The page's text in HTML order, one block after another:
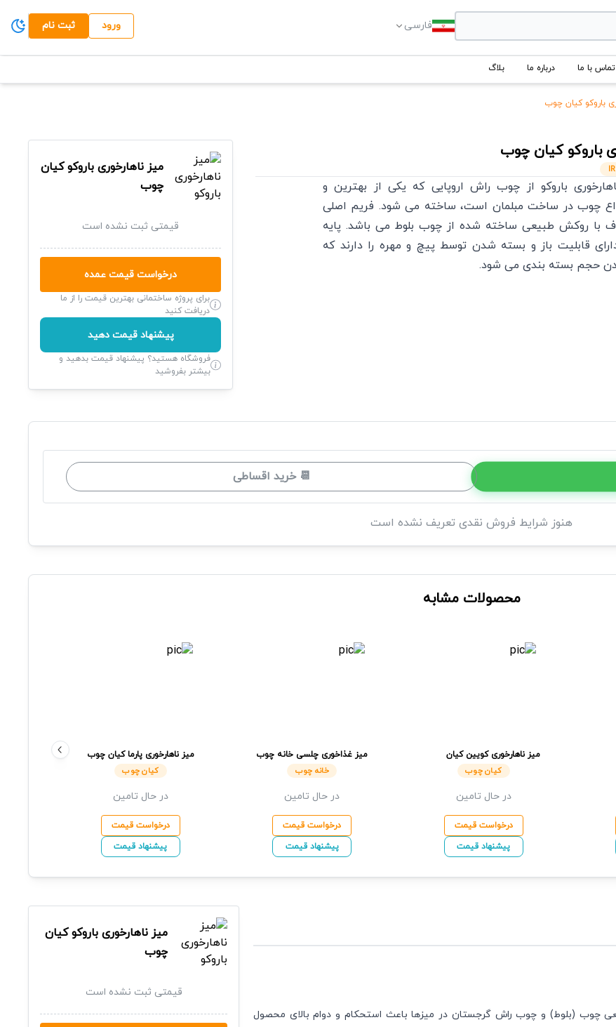
فارسی ورود ثبت نام
تماس با ما درباره ما بلاگ
باروکو کیان چوب
باروکو کیان چوب
باروکو از چوب راش اروپایی که یکی از بهترین و
چوب در ساخت مبلمان است، ساخته می شود. فریم اصلی
با روکش طبیعی ساخته شده از چوب بلوط می باشد. پایه
قابلیت باز و بسته شدن توسط پیچ و مهره را دارند که
حجم بسته بندی می شود.
میز ناهارخوری باروکو کیان
چوب
قیمتی ثبت نشده است
درخواست قیمت عمده
برای پروژه ساختمانی بهترین قیمت را از ما
دریافت کنید
پیشنهاد قیمت دهید
فروشگاه هستید؟ پیشنهاد قیمت بدهید و
بیشتر بفروشید
📆 خرید اقساطی
هنوز شرایط فروش نقدی تعریف نشده است
محصولات مشابه
میز ناهارخوری کویین کیان
کیان چوب
در حال تامین
درخواست قیمت
پیشنهاد قیمت
میز غذاخوری چلسی خانه چوب
خانه چوب
در حال تامین
درخواست قیمت
پیشنهاد قیمت
میز ناهارخوری پارما کیان چوب
کیان چوب
در حال تامین
درخواست قیمت
پیشنهاد قیمت
چوب (بلوط) و چوب راش گرجستان در میز‌ها باعث استحکام و دوام بالای محصول
میز ناهارخوری باروکو کیان
چوب
قیمتی ثبت نشده است